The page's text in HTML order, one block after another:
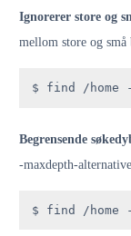
Ignorerer store og
mellom store og
$ find /home -
Begrensende
-maxdepth-
$ find /home